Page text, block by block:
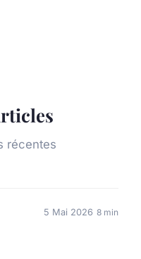
récentes
5 Mai 2026 8 min